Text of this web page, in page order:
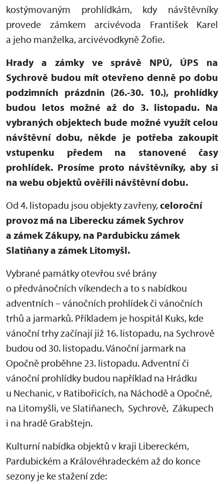
kostýmovaným prohlídkám, kdy návštěvníky
provede zámkem arcivévoda František Karel
a jeho manželka, arcivévodkyně Žofie.
Hrady a zámky ve správě NPÚ, ÚPS na
Sychrově budou mít otevřeno denně po dobu
podzimních prázdnin (26.-30. 10.), prohlídky
budou letos možné až do 3. listopadu. Na
vybraných objektech bude možné využít celou
návštěvní dobu, někde je potřeba zakoupit
vstupenku předem na stanovené časy
prohlídek. Prosíme proto návštěvníky, aby si
na webu objektů ověřili návštěvní dobu.
Od 4. listopadu jsou objekty zavřeny,celoroční
provoz má na Liberecku zámek Sychrov
a zámek Zákupy, na Pardubicku zámek
Slatiňany a zámek Litomyšl.
Vybrané památky otevřou své brány
o předvánočních víkendech a to s nabídkou
adventních – vánočních prohlídek či vánočních
trhů a jarmarků. Příkladem je hospitál Kuks, kde
vánoční trhy začínají již 16. listopadu, na Sychrově
budou od 30. listopadu. Vánoční jarmark na
Opočně proběhne 23. listopadu. Adventní či
vánoční prohlídky budou například na Hrádku
u Nechanic, v Ratibořicích, na Náchodě a Opočně,
na Litomyšli, ve Slatiňanech, Sychrově, Zákupech
i na hradě Grabštejn.
Kulturní nabídka objektů v kraji Libereckém,
Pardubickém a Královéhradeckém až do konce
sezony je ke stažení zde: